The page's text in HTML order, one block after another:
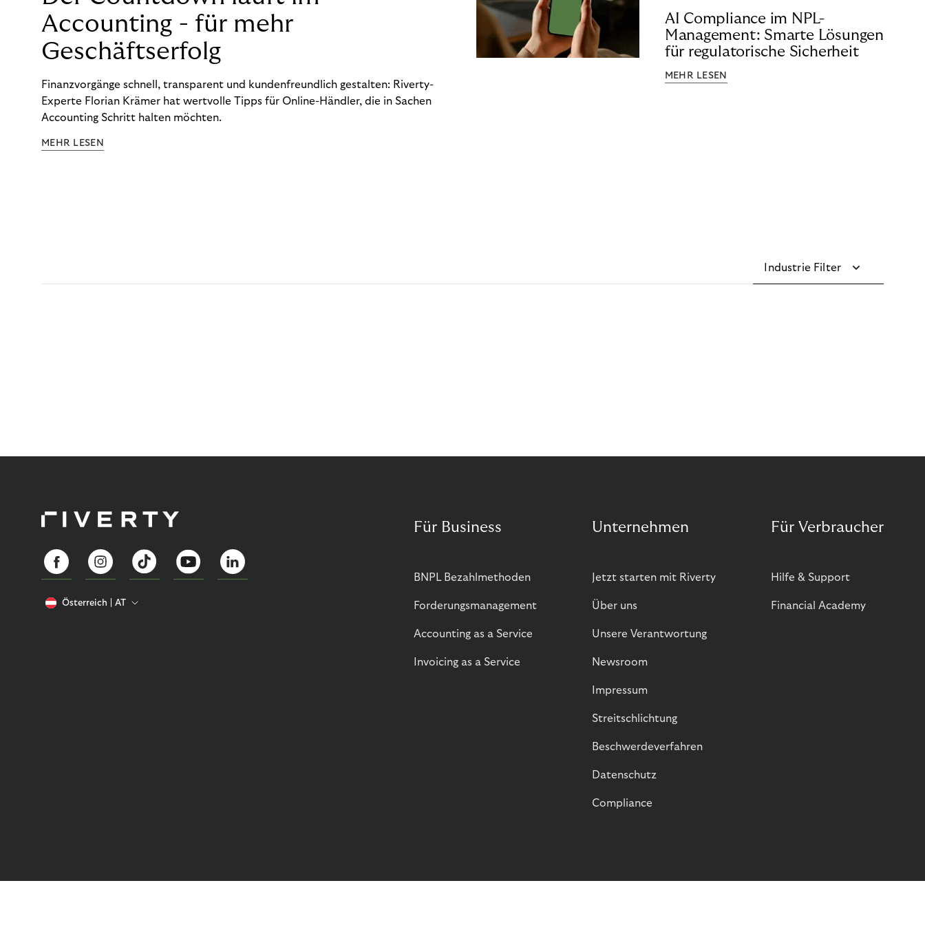
Accounting - für mehr
Geschäftserfolg
Finanzvorgänge schnell, transparent und kundenfreundlich gestalten: Riverty-
Experte Florian Krämer hat wertvolle Tipps für Online-Händler, die in Sachen
Accounting Schritt halten möchten.
MEHR LESEN
AI Compliance im NPL-
Management: Smarte Lösungen
für regulatorische Sicherheit
MEHR LESEN
Industrie Filter
Österreich AT
Für Business
BNPL Bezahlmethoden
Forderungsmanagement
Accounting as a Service
Invoicing as a Service
Unternehmen
Jetzt starten mit Riverty
Über uns
Unsere Verantwortung
Newsroom
Impressum
Streitschlichtung
Beschwerdeverfahren
Datenschutz
Compliance
Für Verbraucher
Hilfe & Support
Financial Academy